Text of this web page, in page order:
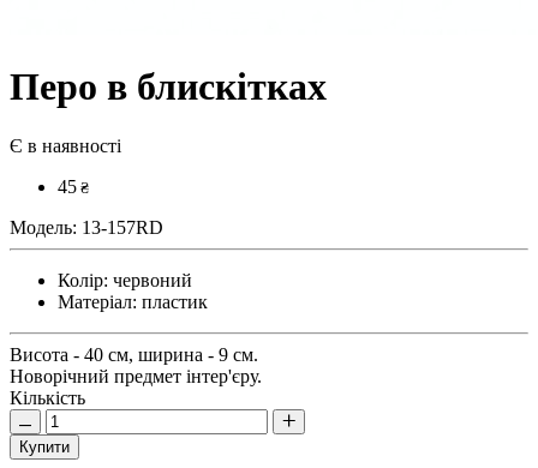
Перо в блискітках
Є в наявності
45 ₴
Модель: 13-157RD
Колір: червоний
Матеріал: пластик
Висота - 40 см, ширина - 9 см.
Новорічний предмет інтер'єру.
Кількість
Купити